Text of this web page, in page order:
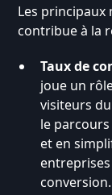
Les principaux
contribue à la
Taux de
joue un
visiteurs
le
et en
conversion.